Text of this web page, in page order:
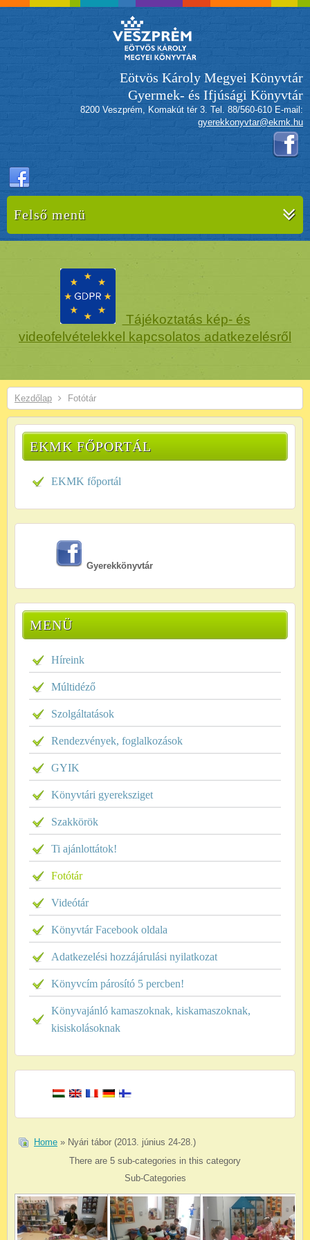
Eötvös Károly Megyei Könyvtár
Gyermek- és Ifjúsági Könyvtár
8200 Veszprém, Komakút tér 3. Tel. 88/560-610 E-mail:
gyerekkonyvtar@ekmk.hu
Felső menü
Tájékoztatás kép- és
videofelvételekkel kapcsolatos adatkezelésről
Kezdőlap Fotótár
EKMK FŐPORTÁL
EKMK főportál
Gyerekkönyvtár
MENÜ
Híreink
Múltidéző
Szolgáltatások
Rendezvények, foglalkozások
GYIK
Könyvtári gyereksziget
Szakkörök
Ti ajánlottátok!
Fotótár
Videótár
Könyvtár Facebook oldala
Adatkezelési hozzájárulási nyilatkozat
Könyvcím párosító 5 percben!
Könyvajánló kamaszoknak, kiskamaszoknak,
kisiskolásoknak
Home » Nyári tábor (2013. június 24-28.)
There are 5 sub-categories in this category
Sub-Categories